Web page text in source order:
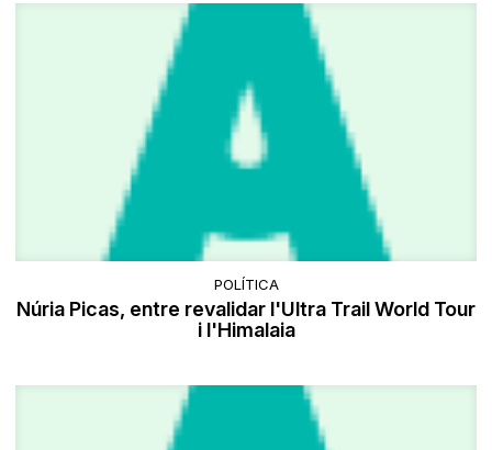
POLÍTICA
Núria Picas, entre revalidar l'Ultra Trail World Tour
i l'Himalaia